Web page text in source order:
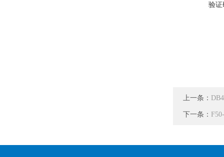
验
上一条：
下一条：